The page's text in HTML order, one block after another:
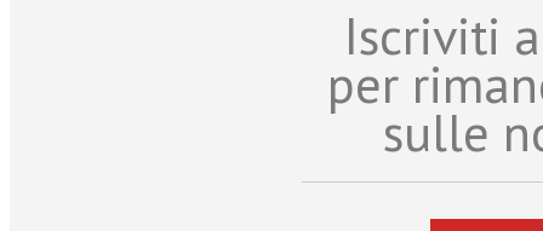
Iscriviti
per
sulle